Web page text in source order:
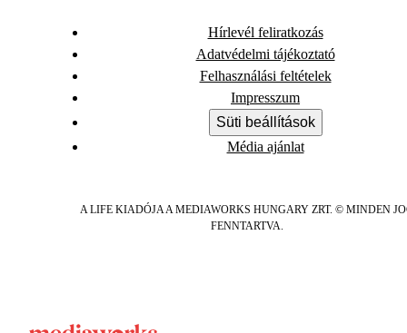
Hírlevél feliratkozás
Adatvédelmi tájékoztató
Felhasználási feltételek
Impresszum
Süti beállítások
Média ajánlat
A LIFE KIADÓJA A MEDIAWORKS HUNGARY ZRT. © MINDEN
FENNTARTVA.